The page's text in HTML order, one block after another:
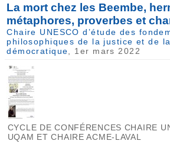
La mort chez les Beembe,
métaphores, proverbes et
Chaire UNESCO d’étude des
philosophiques de la justice et de
démocratique , 1er mars 2022
CYCLE DE CONFÉRENCES CHAIRE
UQAM ET CHAIRE ACME-LAVAL